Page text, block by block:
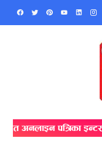
Skip